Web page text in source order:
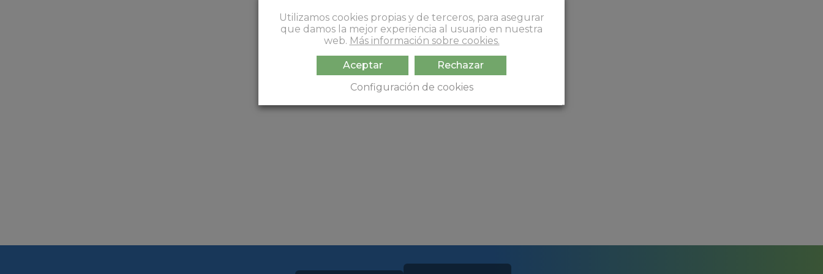
Utilizamos cookies propias y de terceros, para asegurar
que damos la mejor experiencia al usuario en nuestra
web. Más información sobre cookies.
Aceptar
Rechazar
Configuración de cookies